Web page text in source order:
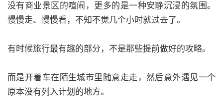
没有商业景区的喧闹，更多的是一种安静沉浸的氛围。
慢慢走、慢慢看，不知不觉几个小时就过去了。
有时候旅行最有趣的部分，不是那些提前做好的攻略。
而是开着车在陌生城市里随意走走，然后意外遇见一个
原本没有列入计划的地方。